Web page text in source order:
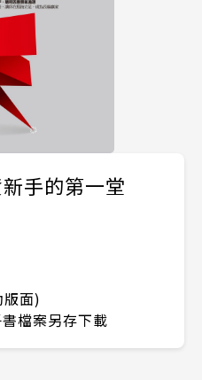
手的第一堂
面)
檔案另存下載